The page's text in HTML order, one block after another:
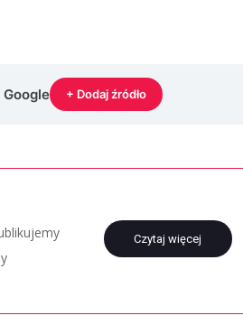
+ Dodaj źródło
Czytaj więcej